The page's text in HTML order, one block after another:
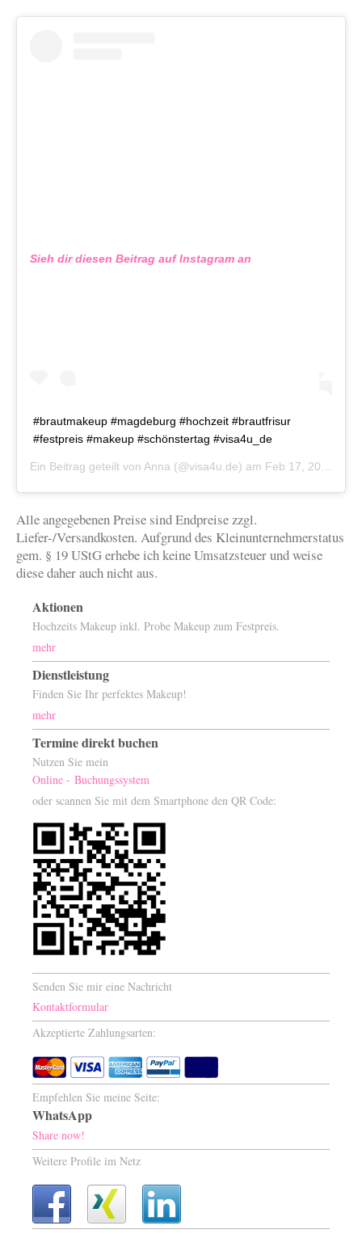
Sieh dir diesen Beitrag auf Instagram an
#brautmakeup #magdeburg #hochzeit #brautfrisur
#festpreis #makeup #schönstertag #visa4u_de
Ein Beitrag geteilt von Anna (@visa4u.de) am Feb 17, 2019 um 12:21 PST
Alle angegebenen Preise sind Endpreise zzgl.
Liefer-/Versandkosten. Aufgrund des Kleinunternehmerstatus
gem. § 19 UStG erhebe ich keine Umsatzsteuer und weise
diese daher auch nicht aus.
Aktionen
Hochzeits Makeup inkl. Probe Makeup zum Festpreis.
mehr
Dienstleistung
Finden Sie Ihr perfektes Makeup!
mehr
Termine direkt buchen
Nutzen Sie mein
Online - Buchungssystem
oder scannen Sie mit dem Smartphone den QR Code:
Senden Sie mir eine Nachricht
Kontaktformular
Akzeptierte Zahlungsarten:
Empfehlen Sie meine Seite:
WhatsApp
Share now!
Weitere Profile im Netz